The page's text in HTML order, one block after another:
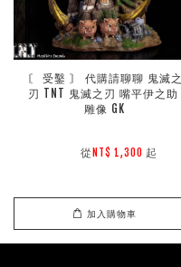
〘 受鑿 〙 代購請聊聊 鬼滅之
刃 TNT 鬼滅之刃 嘴平伊之助
雕像 GK
        從
NT$ 1,300 起
加入購物車